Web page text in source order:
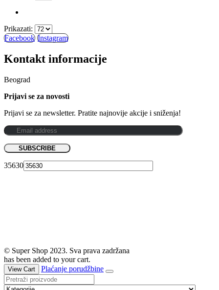
Prikazati:
Facebook Instagram
Kontakt informacije
Beograd
Prijavi se za novosti
Prijavi se za newsletter. Pratite najnovije akcije i sniženja!
35630
© Super Shop 2023. Sva prava zadržana
has been added to your cart.
View Cart Plaćanje porudžbine